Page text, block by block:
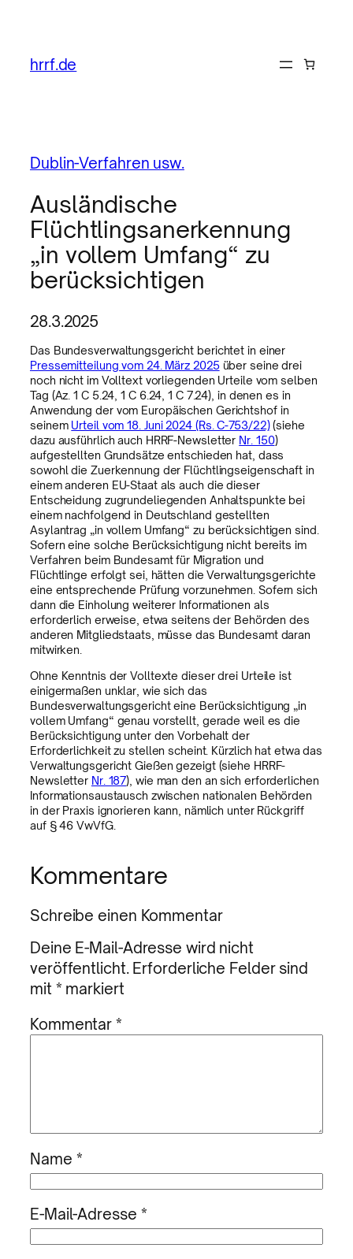
hrrf.de
Dublin-Verfahren usw.
Ausländische
Flüchtlingsanerkennung
„in vollem Umfang“ zu
berücksichtigen
28.3.2025
Das Bundesverwaltungsgericht berichtet in einer
Pressemitteilung vom 24. März 2025über seine drei
noch nicht im Volltext vorliegenden Urteile vom selben
Tag (Az. 1 C 5.24, 1 C 6.24, 1 C 7.24), in denen es in
Anwendung der vom Europäischen Gerichtshof in
seinem Urteil vom 18. Juni 2024 (Rs. C-753/22)(siehe
dazu ausführlich auch HRRF-Newsletter Nr. 150)
aufgestellten Grundsätze entschieden hat, dass
sowohl die Zuerkennung der Flüchtlingseigenschaft in
einem anderen EU-Staat als auch die dieser
Entscheidung zugrundeliegenden Anhaltspunkte bei
einem nachfolgend in Deutschland gestellten
Asylantrag „in vollem Umfang“ zu berücksichtigen sind.
Sofern eine solche Berücksichtigung nicht bereits im
Verfahren beim Bundesamt für Migration und
Flüchtlinge erfolgt sei, hätten die Verwaltungsgerichte
eine entsprechende Prüfung vorzunehmen. Sofern sich
dann die Einholung weiterer Informationen als
erforderlich erweise, etwa seitens der Behörden des
anderen Mitgliedstaats, müsse das Bundesamt daran
mitwirken.
Ohne Kenntnis der Volltexte dieser drei Urteile ist
einigermaßen unklar, wie sich das
Bundesverwaltungsgericht eine Berücksichtigung „in
vollem Umfang“ genau vorstellt, gerade weil es die
Berücksichtigung unter den Vorbehalt der
Erforderlichkeit zu stellen scheint. Kürzlich hat etwa das
Verwaltungsgericht Gießen gezeigt (siehe HRRF-
Newsletter Nr. 187), wie man den an sich erforderlichen
Informationsaustausch zwischen nationalen Behörden
in der Praxis ignorieren kann, nämlich unter Rückgriff
auf § 46 VwVfG.
Kommentare
Schreibe einen Kommentar
Deine E-Mail-Adresse wird nicht
veröffentlicht. Erforderliche Felder sind
mit * markiert
Kommentar*
Name *
E-Mail-Adresse *